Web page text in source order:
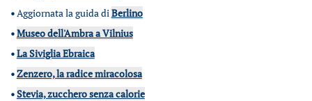
•Aggiornata la guida diBerlino
•Museo dell'Ambra a Vilnius
•La Siviglia Ebraica
•Zenzero, la radice miracolosa
•Stevia, zucchero senza calorie